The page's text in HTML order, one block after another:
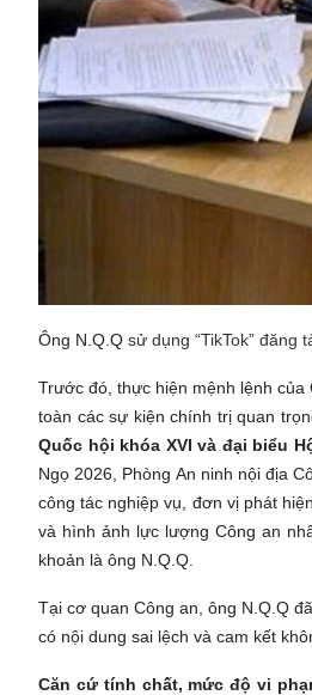
Ông N.Q.Q sử dụng “TikTok”
Trước đó, thực hiện mệnh lệnh
toàn các sự kiện chính trị quan
Quốc hội khóa XVI và đại biểu
Ngọ 2026, Phòng An ninh nội địa
công tác nghiệp vụ, đơn vị phát
và hình ảnh lực lượng Công an
khoản là ông N.Q.Q.
Tại cơ quan Công an, ông N.Q.Q
có nội dung sai lệch và cam kết
Căn cứ tính chất, mức độ vi